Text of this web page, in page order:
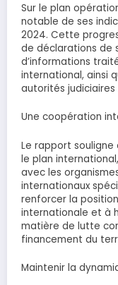
Sur le plan
notable de ses
2024. Cette
de déclarations de
d’informations
international, ainsi
autorités
Une coopération
Le rapport
le plan
avec les
internationaux
renforcer la
internationale et à
matière de lutte
financement du
Maintenir la